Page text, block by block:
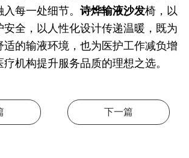
每一处细节。 诗烨输液沙发椅，以
安全，以人性化设计传递温暖，既为
适的输液环境，也为医护工作减负增
机构提升服务品质的理想之选。
下一篇